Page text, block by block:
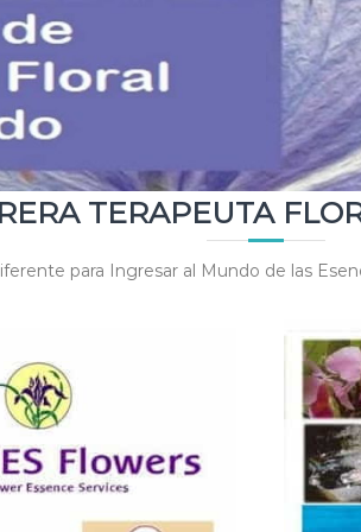
TERAPEUTA
para Ingresar al Mundo de las